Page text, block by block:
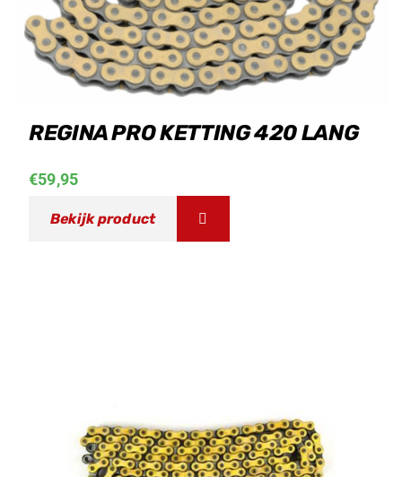
REGINA PRO KETTING 420 LANG
€59,95
Bekijk product